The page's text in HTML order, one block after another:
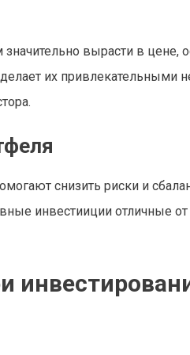
вырасти в
их привлекательными
снизить риски и
инвестииции отличные